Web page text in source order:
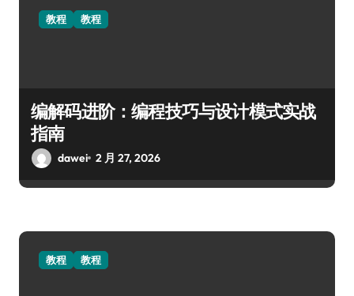
教程 教程
编解码进阶：编程技巧与设计模式实战
指南
dawei 2 月 27, 2026
教程 教程